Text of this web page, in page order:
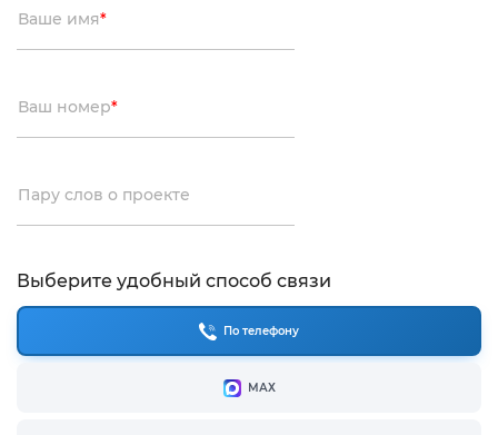
Ваше имя*
Ваш номер*
Пару слов о проекте
Выберите удобный способ связи
По телефону
МАХ